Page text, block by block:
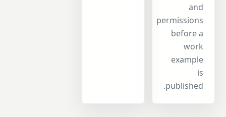
and
permissions
before a
work
example
is
published.